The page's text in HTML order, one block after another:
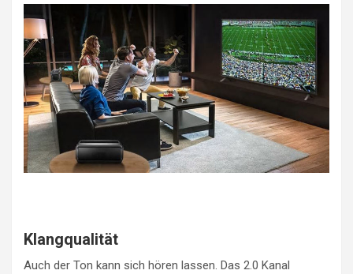
Klangqualität
Auch der Ton kann sich hören lassen. Das 2.0 Kanal